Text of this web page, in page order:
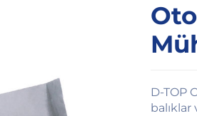
D-TOP